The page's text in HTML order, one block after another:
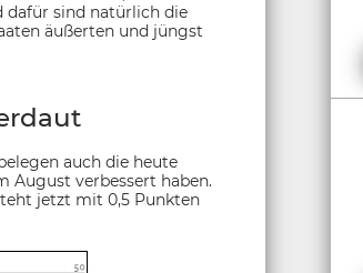
dafür sind natürlich die
äußerten und jüngst
auch die heute
August verbessert haben.
jetzt mit 0,5 Punkten